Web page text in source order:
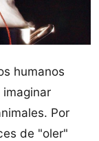
humanos
Por
de "oler"